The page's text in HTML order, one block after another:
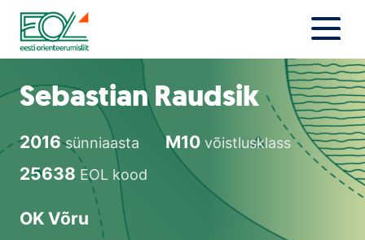
Liigu
sisu
juurde
Estonian Orienteering Federation
Uudised
Orienteerujale
Eesti Orienteerumine 100!
Sebastian Raudsik
2016sünniaasta M10 võistlusklass
25638 EOL kood
OK Võru